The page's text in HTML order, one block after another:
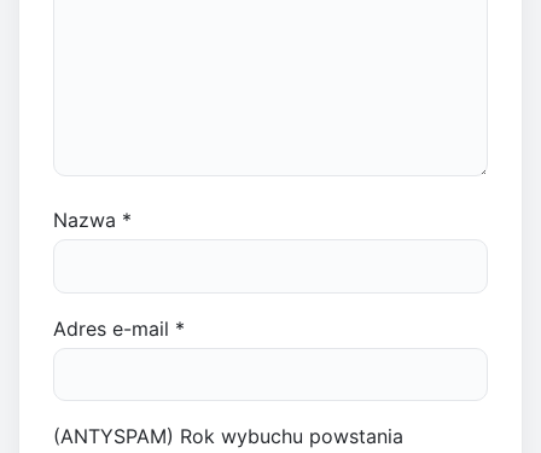
Nazwa *
Adres e-mail *
(ANTYSPAM) Rok wybuchu powstania